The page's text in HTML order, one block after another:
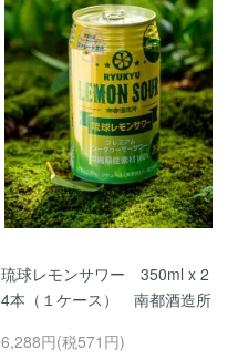
琉球レモンサワー 350ml x 2
4本（１ケース） 南都酒造所
6,288円(税571円)